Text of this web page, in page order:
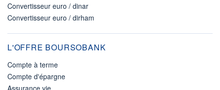
Convertisseur euro / dinar
Convertisseur euro / dirham
L'OFFRE BOURSOBANK
Compte à terme
Compte d'épargne
Assurance vie